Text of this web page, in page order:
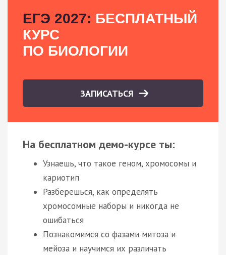
ЕГЭ 2027: БЕСПЛАТНЫЙ
КУРС
ПО БИОЛОГИИ
ЗАПИСАТЬСЯ
На бесплатном демо-курсе ты:
Узнаешь, что такое геном, хромосомы и
кариотип
Разберешься, как определять
хромосомные наборы и никогда не
ошибаться
Познакомимся со фазами митоза и
мейоза и научимся их различать